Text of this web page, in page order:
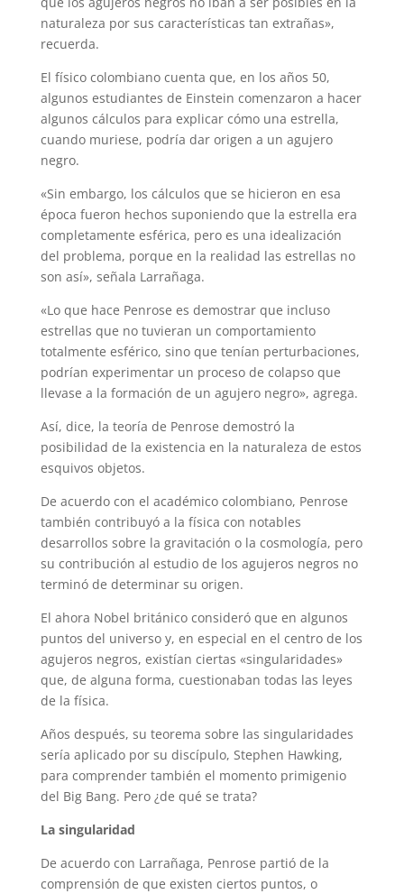
naturaleza por sus características tan extrañas»,
recuerda.
El físico colombiano cuenta que, en los años 50,
algunos estudiantes de Einstein comenzaron a hacer
algunos cálculos para explicar cómo una estrella,
cuando muriese, podría dar origen a un agujero
negro.
«Sin embargo, los cálculos que se hicieron en esa
época fueron hechos suponiendo que la estrella era
completamente esférica, pero es una idealización
del problema, porque en la realidad las estrellas no
son así», señala Larrañaga.
«Lo que hace Penrose es demostrar que incluso
estrellas que no tuvieran un comportamiento
totalmente esférico, sino que tenían perturbaciones,
podrían experimentar un proceso de colapso que
llevase a la formación de un agujero negro», agrega.
Así, dice, la teoría de Penrose demostró la
posibilidad de la existencia en la naturaleza de estos
esquivos objetos.
De acuerdo con el académico colombiano, Penrose
también contribuyó a la física con notables
desarrollos sobre la gravitación o la cosmología, pero
su contribución al estudio de los agujeros negros no
terminó de determinar su origen.
El ahora Nobel británico consideró que en algunos
puntos del universo y, en especial en el centro de los
agujeros negros, existían ciertas «singularidades»
que, de alguna forma, cuestionaban todas las leyes
de la física.
Años después, su teorema sobre las singularidades
sería aplicado por su discípulo, Stephen Hawking,
para comprender también el momento primigenio
del Big Bang. Pero ¿de qué se trata?
La singularidad
De acuerdo con Larrañaga, Penrose partió de la
comprensión de que existen ciertos puntos, o